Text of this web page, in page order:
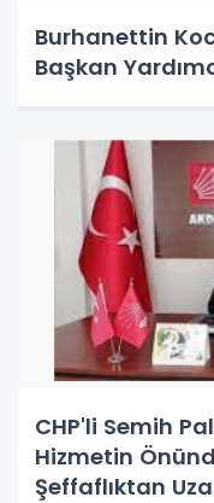
Burhanettin
Başkan
CHP'li Semih
Hizmetin
Şeffaflıktan